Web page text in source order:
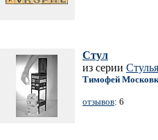
Стул
из серии Стулья
Тимофей
отзывов: 6